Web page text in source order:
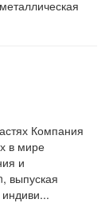
Компания
в мире
и
выпуская